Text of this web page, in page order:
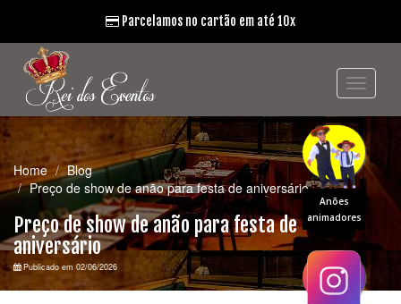
Anões
animadores
Parcelamos no cartão em até 10x
Home
Blog
Preço de show de anão para festa de aniversário
Preço de show de anão para festa de
aniversário
Publicado em 02/06/2026